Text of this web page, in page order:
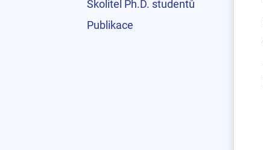
Školitel Ph.D. studentů
Publikace